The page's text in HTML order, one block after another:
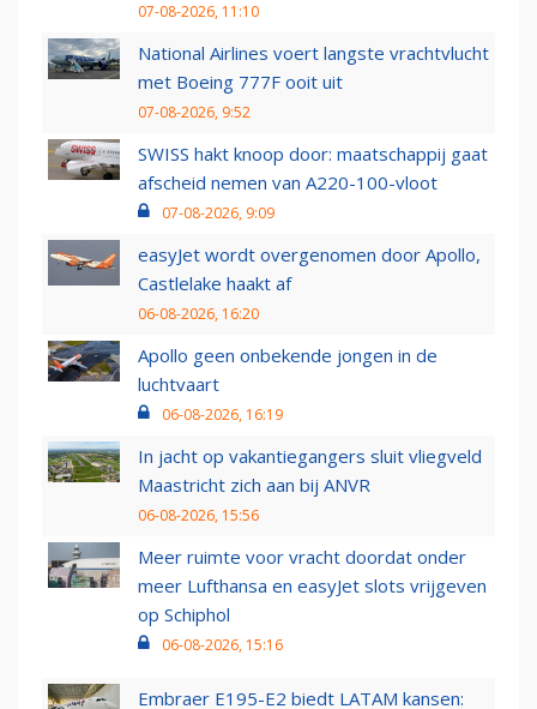
07-08-2026, 11:10
National Airlines voert langste vrachtvlucht
met Boeing 777F ooit uit
07-08-2026, 9:52
SWISS hakt knoop door: maatschappij gaat
afscheid nemen van A220-100-vloot
07-08-2026, 9:09
easyJet wordt overgenomen door Apollo,
Castlelake haakt af
06-08-2026, 16:20
Apollo geen onbekende jongen in de
luchtvaart
06-08-2026, 16:19
In jacht op vakantiegangers sluit vliegveld
Maastricht zich aan bij ANVR
06-08-2026, 15:56
Meer ruimte voor vracht doordat onder
meer Lufthansa en easyJet slots vrijgeven
op Schiphol
06-08-2026, 15:16
Embraer E195-E2 biedt LATAM kansen: